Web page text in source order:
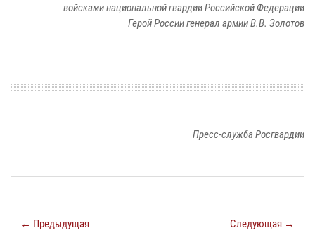
войсками национальной гвардии Российской Федерации
Герой России генерал армии В.В. Золотов
Пресс-служба Росгвардии
← Предыдущая Следующая →